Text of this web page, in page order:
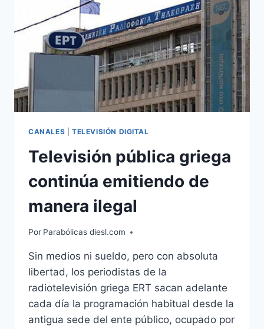
FRANCIA
CANALES TELEVISIÓN DIGITAL
Televisión pública griega
continúa emitiendo de
manera ilegal
Por Parabólicas diesl.com
Sin medios ni sueldo, pero con absoluta
libertad, los periodistas de la
radiotelevisión griega ERT sacan adelante
cada día la programación habitual desde la
antigua sede del ente público, ocupado por